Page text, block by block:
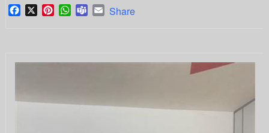
Facebook
X PinterestWhatsApp
TeamsEmail
Share